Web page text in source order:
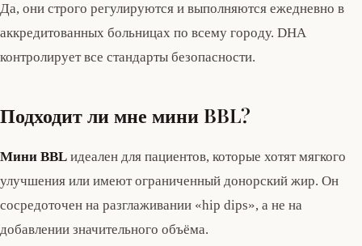
Да, они строго регулируются и выполняются ежедневно в
аккредитованных больницах по всему городу. DHA
контролирует все стандарты безопасности.
Подходит ли мне мини BBL?
Мини BBL идеален для пациентов, которые хотят мягкого
улучшения или имеют ограниченный донорский жир. Он
сосредоточен на разглаживании «hip dips», а не на
добавлении значительного объёма.